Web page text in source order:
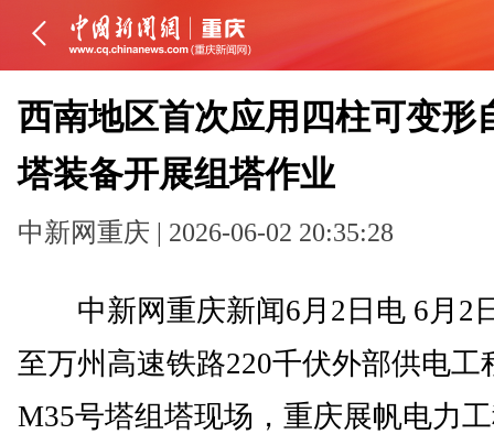
西南地区首次应用四柱可变形
塔装备开展组塔作业
中新网重庆 | 2026-06-02 20:35:28
中新网重庆新闻6月2日电 6月2
至万州高速铁路220千伏外部供电工
M35号塔组塔现场，重庆展帆电力